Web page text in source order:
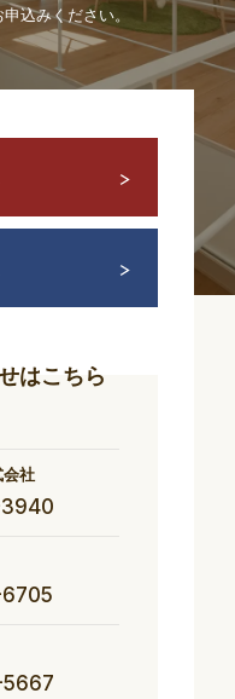
込みください。
はこちら
社